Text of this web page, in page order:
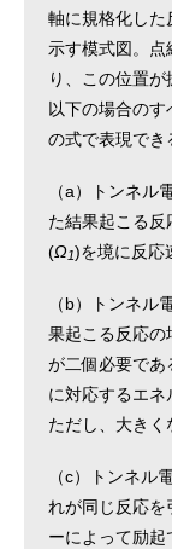
軸に規格化した
示す模式図。点
り、この位置が
以下の場合の
の式で表現でき
（a）トンネル
た結果起こる
(Ω1)を境に反応
（b）トンネル
果起こる反応の
が二個必要であ
に対応するエネ
ただし、大き
（c）トンネル
れが同じ反応を
ーによって励